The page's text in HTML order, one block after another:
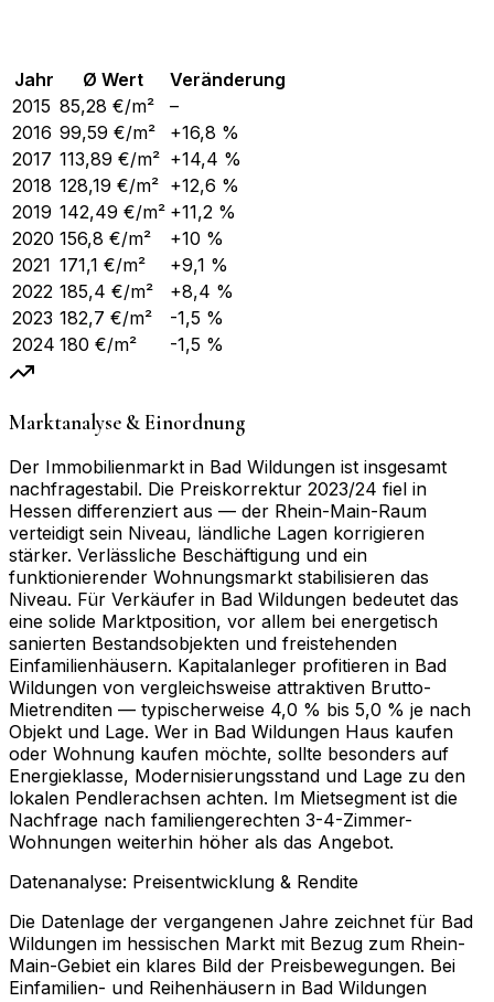
Jahr Ø Wert
Veränderung
2015 85,28 €/m²
–
2016 99,59 €/m²
+16,8 %
2017 113,89 €/m² +14,4 %
2018 128,19 €/m² +12,6 %
2019 142,49 €/m² +11,2 %
2020 156,8 €/m²
+10 %
2021 171,1 €/m²
+9,1 %
2022 185,4 €/m²
+8,4 %
2023 182,7 €/m²
-1,5 %
2024 180 €/m² -1,5 %
Marktanalyse & Einordnung
Der Immobilienmarkt in Bad Wildungen ist insgesamt
nachfragestabil. Die Preiskorrektur 2023/24 fiel in
Hessen differenziert aus — der Rhein-Main-Raum
verteidigt sein Niveau, ländliche Lagen korrigieren
stärker. Verlässliche Beschäftigung und ein
funktionierender Wohnungsmarkt stabilisieren das
Niveau. Für Verkäufer in Bad Wildungen bedeutet das
eine solide Marktposition, vor allem bei energetisch
sanierten Bestandsobjekten und freistehenden
Einfamilienhäusern. Kapitalanleger profitieren in Bad
Wildungen von vergleichsweise attraktiven Brutto-
Mietrenditen — typischerweise 4,0 % bis 5,0 % je nach
Objekt und Lage. Wer in Bad Wildungen Haus kaufen
oder Wohnung kaufen möchte, sollte besonders auf
Energieklasse, Modernisierungsstand und Lage zu den
lokalen Pendlerachsen achten. Im Mietsegment ist die
Nachfrage nach familiengerechten 3-4-Zimmer-
Wohnungen weiterhin höher als das Angebot.
Datenanalyse: Preisentwicklung & Rendite
Die Datenlage der vergangenen Jahre zeichnet für Bad
Wildungen im hessischen Markt mit Bezug zum Rhein-
Main-Gebiet ein klares Bild der Preisbewegungen. Bei
Einfamilien- und Reihenhäusern in Bad Wildungen